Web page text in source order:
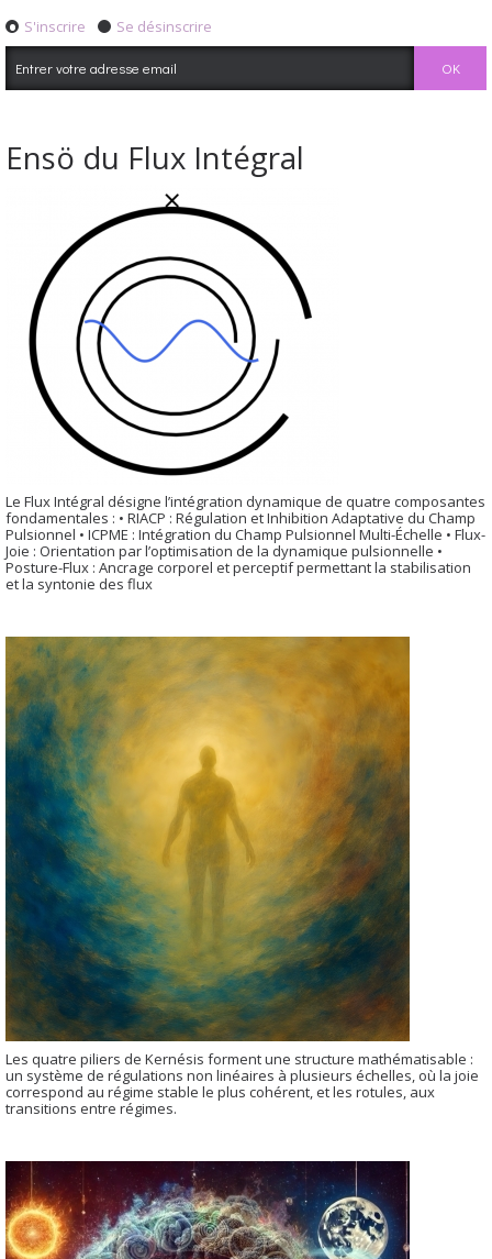
S'inscrire Se désinscrire
Ensö du Flux Intégral
Le Flux Intégral désigne l’intégration dynamique de quatre composantes
fondamentales : • RIACP : Régulation et Inhibition Adaptative du Champ
Pulsionnel • ICPME : Intégration du Champ Pulsionnel Multi-Échelle • Flux-
Joie : Orientation par l’optimisation de la dynamique pulsionnelle •
Posture-Flux : Ancrage corporel et perceptif permettant la stabilisation
et la syntonie des flux
Les quatre piliers de Kernésis forment une structure mathématisable :
un système de régulations non linéaires à plusieurs échelles, où la joie
correspond au régime stable le plus cohérent, et les rotules, aux
transitions entre régimes.